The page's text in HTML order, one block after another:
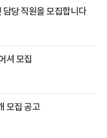
당 직원을 모집합니다
셔 모집
모집 공고